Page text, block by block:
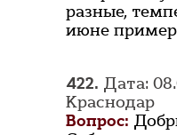
разные,
июне
422. Дата:
Краснодар
Вопрос: